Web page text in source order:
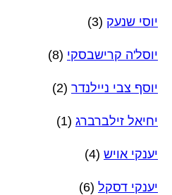
יוסי שנעק (3)
יוסל'ה קרישבסקי (8)
יוסף צבי ניילנדר (2)
יחיאל זילברברג (1)
יענקי אויש (4)
יענקי דסקל (6)